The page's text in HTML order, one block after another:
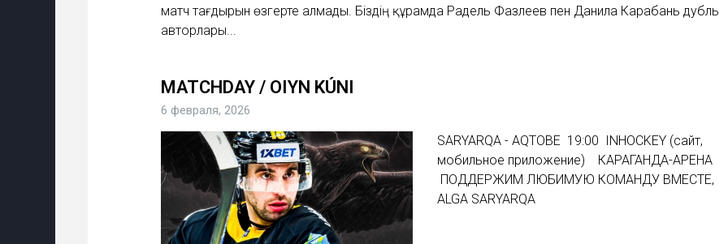
матч тағдырын өзгерте алмады. Біздің құрамда Радель Фазлеев пен Данила Карабань дубль
авторлары...
MATCHDAY / OIYN KÚNI
6 февраля, 2026
SARYARQA - AQTOBE 19:00 INHOCKEY (сайт,
мобильное приложение) КАРАГАНДА-АРЕНА
ПОДДЕРЖИМ ЛЮБИМУЮ КОМАНДУ ВМЕСТЕ,
ALGA SARYARQA